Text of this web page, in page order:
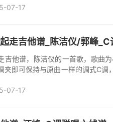
07-17
走吉他谱_陈洁仪/郭峰_C
吉他谱，陈洁仪的一首歌，歌曲
夹即可保持与原曲一样的调式C调
陈洁仪、郭峰演唱的《心会跟爱
07-17